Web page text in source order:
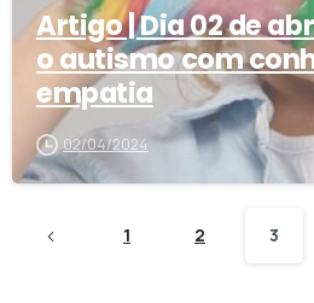
Artigo | Dia 02 de
o autismo com
empatia
02/04/2024
1 2 3